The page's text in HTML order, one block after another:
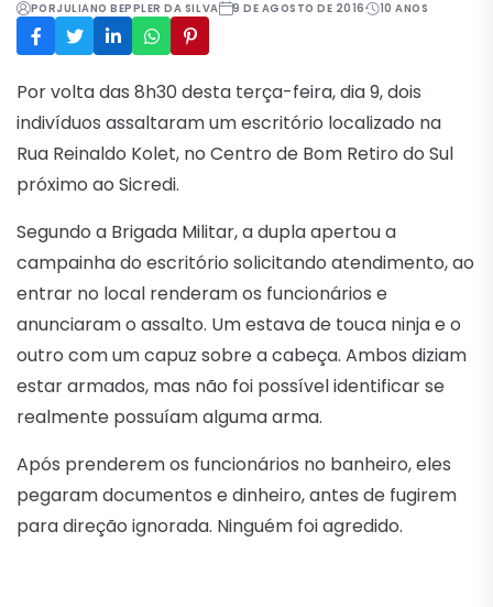
PORJULIANO BEPPLER DA SILVA 9 DE AGOSTO DE 2016 10 ANOS
Por volta das 8h30 desta terça-feira, dia 9, dois
indivíduos assaltaram um escritório localizado na
Rua Reinaldo Kolet, no Centro de Bom Retiro do Sul
próximo ao Sicredi.
Segundo a Brigada Militar, a dupla apertou a
campainha do escritório solicitando atendimento, ao
entrar no local renderam os funcionários e
anunciaram o assalto. Um estava de touca ninja e o
outro com um capuz sobre a cabeça. Ambos diziam
estar armados, mas não foi possível identificar se
realmente possuíam alguma arma.
Após prenderem os funcionários no banheiro, eles
pegaram documentos e dinheiro, antes de fugirem
para direção ignorada. Ninguém foi agredido.